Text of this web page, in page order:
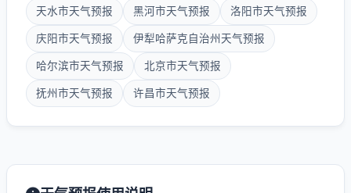
天水市天气预报 黑河市天气预报 洛阳市天气预报
庆阳市天气预报 伊犁哈萨克自治州天气预报
哈尔滨市天气预报 北京市天气预报
抚州市天气预报 许昌市天气预报